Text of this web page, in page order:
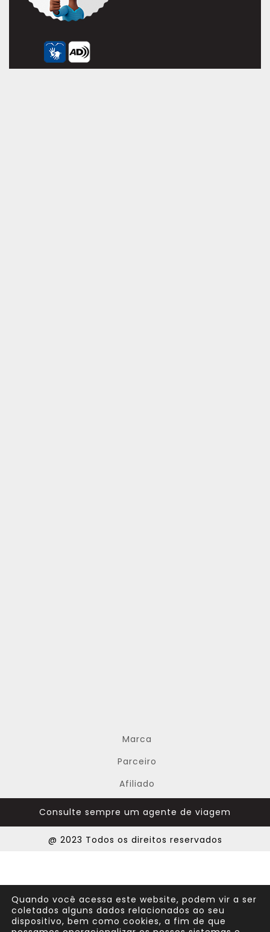
Marca
Parceiro
Afiliado
Consulte sempre um agente de viagem
@ 2023 Todos os direitos reservados
Quando você acessa este website, podem vir a ser
coletados alguns dados relacionados ao seu
dispositivo, bem como cookies, a fim de que